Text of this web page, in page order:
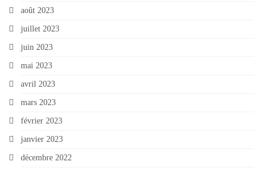
août 2023
juillet 2023
juin 2023
mai 2023
avril 2023
mars 2023
février 2023
janvier 2023
décembre 2022